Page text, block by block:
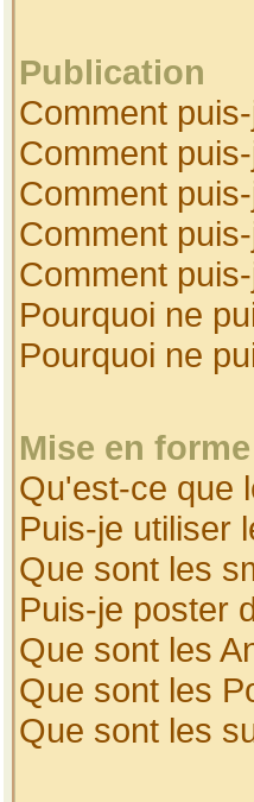
Publication
Comment
Comment
Comment
Comment
Comment
Pourquoi ne
Pourquoi ne
Mise en
Qu'est-ce que
Puis-je utiliser
Que sont les
Puis-je poster
Que sont les
Que sont les
Que sont les